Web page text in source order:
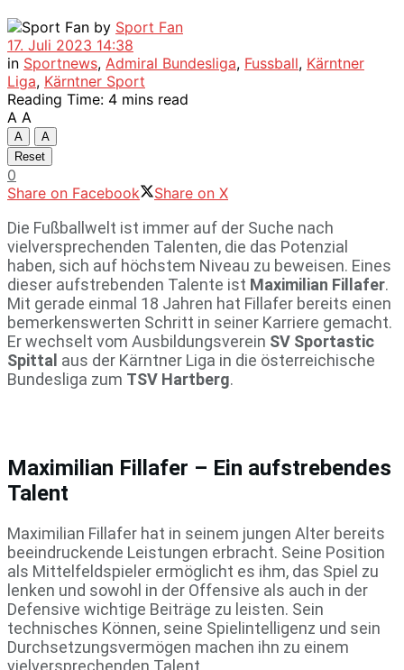
by Sport Fan
17. Juli 2023 14:38
in Sportnews, Admiral Bundesliga, Fussball, Kärntner
Liga, Kärntner Sport
Reading Time: 4 mins read
A A
A
A
Reset
0
Share on Facebook
Share on X
Die Fußballwelt ist immer auf der Suche nach
vielversprechenden Talenten, die das Potenzial
haben, sich auf höchstem Niveau zu beweisen. Eines
dieser aufstrebenden Talente ist Maximilian Fillafer.
Mit gerade einmal 18 Jahren hat Fillafer bereits einen
bemerkenswerten Schritt in seiner Karriere gemacht.
Er wechselt vom Ausbildungsverein SV Sportastic
Spittal aus der Kärntner Liga in die österreichische
Bundesliga zum TSV Hartberg.
Maximilian Fillafer – Ein aufstrebendes
Talent
Maximilian Fillafer hat in seinem jungen Alter bereits
beeindruckende Leistungen erbracht. Seine Position
als Mittelfeldspieler ermöglicht es ihm, das Spiel zu
lenken und sowohl in der Offensive als auch in der
Defensive wichtige Beiträge zu leisten. Sein
technisches Können, seine Spielintelligenz und sein
Durchsetzungsvermögen machen ihn zu einem
vielversprechenden Talent.